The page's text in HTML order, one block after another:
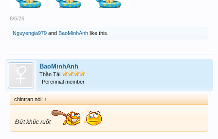
8/5/26
Nguyengia979 and BaoMinhAnh like this.
BaoMinhAnh
Thần Tài
Perennial member
chintran nói: ↑
Đứt khúc ruột